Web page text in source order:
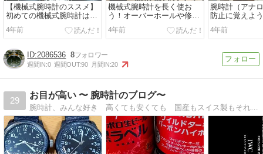
【機械式腕時計のススメ】
初めての機械式腕時計はセ
イコー５が鉄板！
4年前
機械式腕時計を長く使お
う！オーバーホールや修理
について解説します
4年前
腕時計（アナ
防止に覚えよ
と取り扱い方法
4年前
2086536 8
週間IN:0 週間OUT:90 月間IN:20
29
お目が高い 〜 腕時計のブログ〜
腕時計、みんな好き 高くても安くても 国産もスイス製もそれ以外も 機械式もクォーツも アナログもデジタルも ロレックスもオメガもセイコーもシチズンもフランク三浦も 大好き